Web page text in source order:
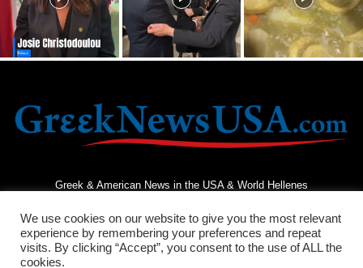
Greek & American News in the USA & World Hellenes
We use cookies on our website to give you the most relevant
experience by remembering your preferences and repeat
visits. By clicking “Accept”, you consent to the use of ALL the
cookies.